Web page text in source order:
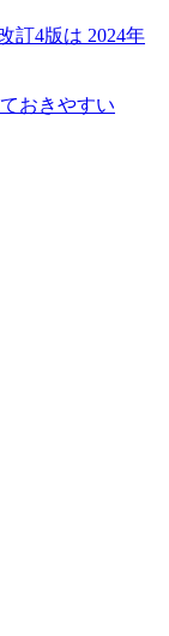
訂4版は 2024年
おきやすい